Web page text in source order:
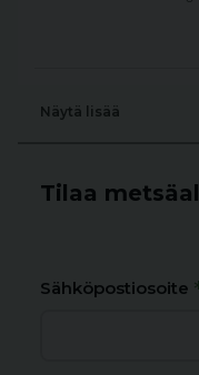
Näytä lisää
Tilaa
Sähköpostiosoite